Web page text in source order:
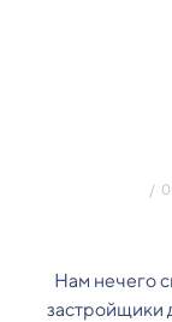
Нам нечего
застройщики